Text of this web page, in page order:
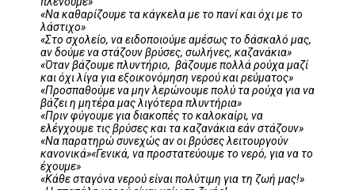
«Να καθαρίζουμε τα κάγκελα με το πανί και όχι με το
λάστιχο»
«Στο σχολείο, να ειδοποιούμε αμέσως το δάσκαλό μας,
αν δούμε να στάζουν βρύσες, σωλήνες, καζανάκια»
«Όταν βάζουμε πλυντήριο, βάζουμε πολλά ρούχα μαζί
και όχι λίγα για εξοικονόμηση νερού και ρεύματος»
«Προσπαθούμε να μην λερώνουμε πολύ τα ρούχα για να
βάζει η μητέρα μας λιγότερα πλυντήρια»
«Πριν φύγουμε για διακοπές το καλοκαίρι, να
ελέγχουμε τις βρύσες και τα καζανάκια εάν στάζουν»
«Να παρατηρώ συνεχώς αν οι βρύσες λειτουργούν
κανονικά»«Γενικά, να προστατεύουμε το νερό, για να το
έχουμε»
«Κάθε σταγόνα νερού είναι πολύτιμη για τη ζωή μας!»